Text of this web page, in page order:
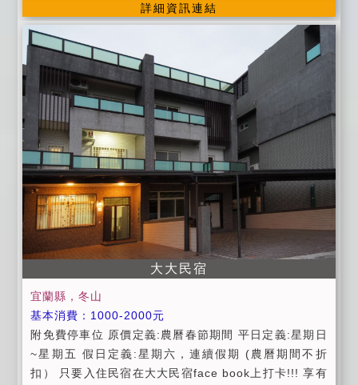
詳細資訊連結
大大民宿
宜蘭縣，冬山
基本消費：1000-2000元
附免費停車位 原價定義:農曆春節期間 平日定義:星期日
~星期五 假日定義:星期六，連續假期 (農曆期間不折
扣） 只要入住民宿在大大民宿face book上打卡!!! 享有